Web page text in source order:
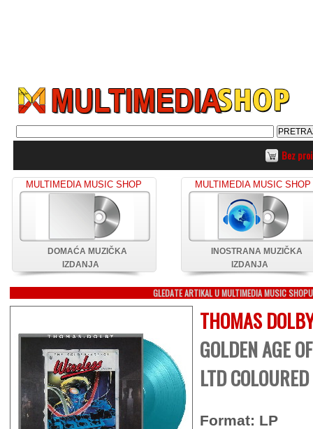
Bez
MULTIMEDIA MUSIC SHOP
DOMAĆA MUZIČKA
IZDANJA
MULTIMEDIA MUSIC SHOP
INOSTRANA MUZIČKA
IZDANJA
GLEDATE ARTIKAL U MULTIMEDIA MUSIC SHOPU
THOMAS
GOLDEN AGE
LTD
Format: LP